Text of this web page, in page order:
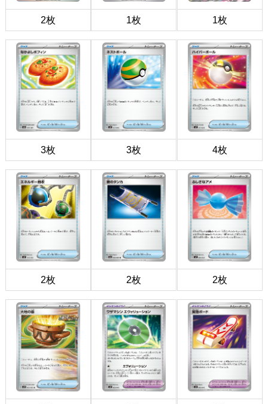
2枚 1枚 1枚
3枚 3枚 4枚
2枚 2枚 2枚